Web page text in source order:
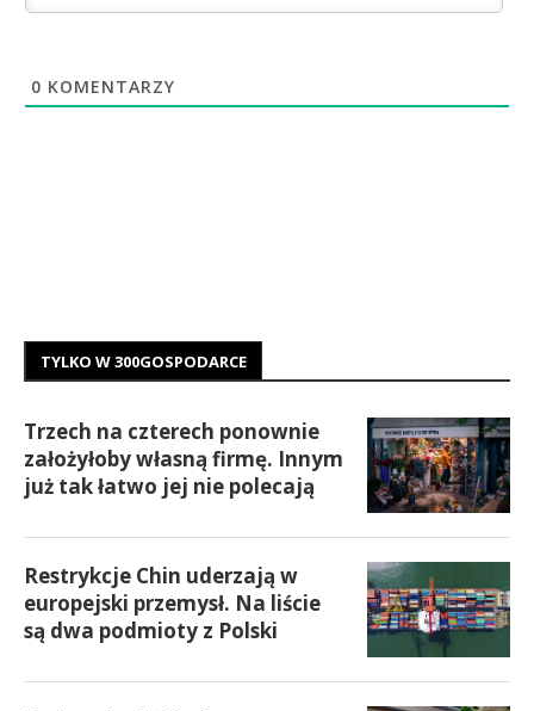
0 KOMENTARZY
TYLKO W 300GOSPODARCE
Trzech na czterech ponownie
założyłoby własną firmę. Innym
już tak łatwo jej nie polecają
Restrykcje Chin uderzają w
europejski przemysł. Na liście
są dwa podmioty z Polski